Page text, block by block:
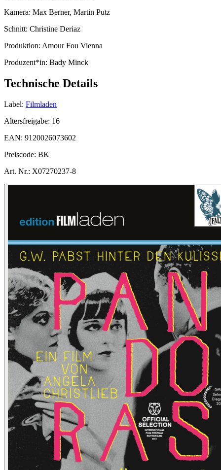
Kamera: Max Berner, Martin Putz
Schnitt: Christine Deriaz
Produktion: Amour Fou Vienna
Produzent*in: Bady Minck
Technische Details
Label: Filmladen
Altersfreigabe: 16
EAN: 9120026073602
Preiscode: BK
Art. Nr.: X07270237-8